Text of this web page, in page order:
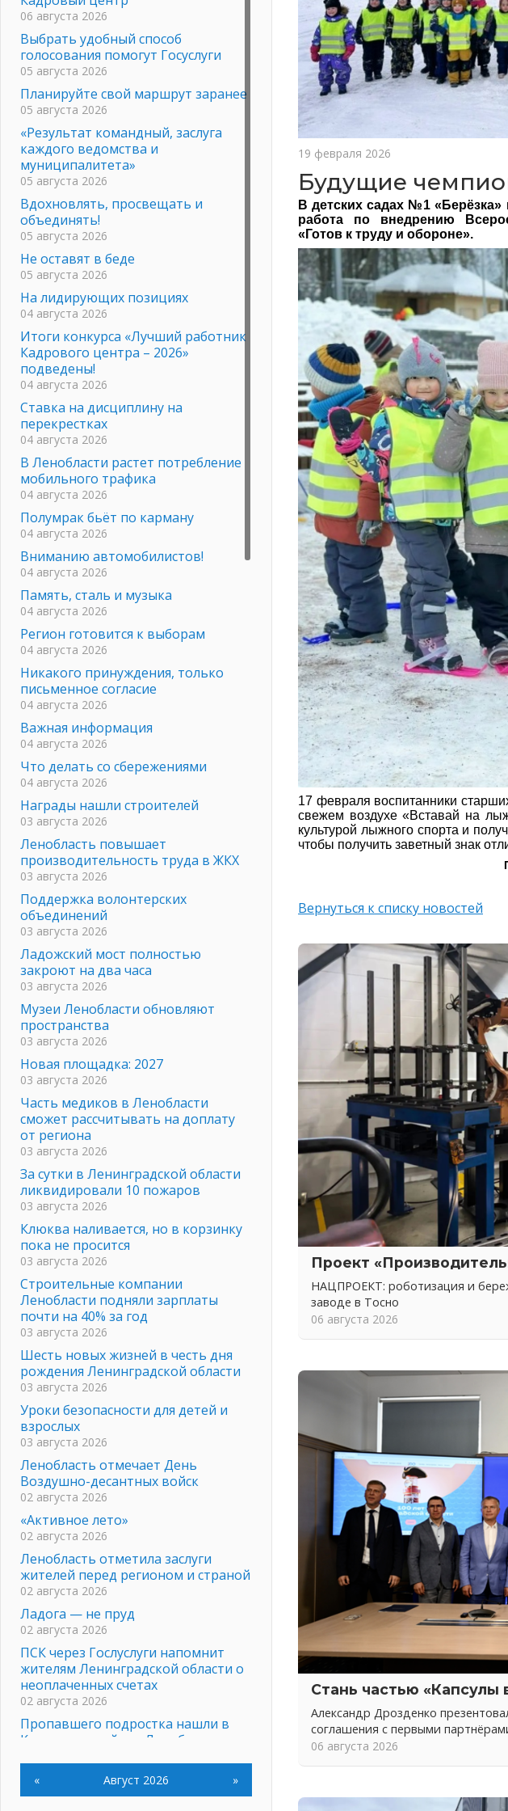
19 февраля 2026
Будущие
В детских садах №1
работа по внедрению
«Готов к труду и обороне».
17 февраля воспитанники
свежем воздухе «Вставай на
культурой лыжного спорта и
чтобы получить заветный знак
Вернуться к списку новостей
Проект
НАЦПРОЕКТ: роботизация и
заводе в Тосно
06 августа 2026
Стань частью «Капсулы
Александр Дрозденко
соглашения с первыми
06 августа 2026
06 августа 2026
Выбрать удобный способ
голосования помогут Госуслуги
05 августа 2026
Планируйте свой маршрут заранее
05 августа 2026
«Результат командный, заслуга
каждого ведомства и
муниципалитета»
05 августа 2026
Вдохновлять, просвещать и
объединять!
05 августа 2026
Не оставят в беде
05 августа 2026
На лидирующих позициях
04 августа 2026
Итоги конкурса «Лучший работник
Кадрового центра – 2026»
подведены!
04 августа 2026
Ставка на дисциплину на
перекрестках
04 августа 2026
В Ленобласти растет потребление
мобильного трафика
04 августа 2026
Полумрак бьёт по карману
04 августа 2026
Вниманию автомобилистов!
04 августа 2026
Память, сталь и музыка
04 августа 2026
Регион готовится к выборам
04 августа 2026
Никакого принуждения, только
письменное согласие
04 августа 2026
Важная информация
04 августа 2026
Что делать со сбережениями
04 августа 2026
Награды нашли строителей
03 августа 2026
Ленобласть повышает
производительность труда в ЖКХ
03 августа 2026
Поддержка волонтерских
объединений
03 августа 2026
Ладожский мост полностью
закроют на два часа
03 августа 2026
Музеи Ленобласти обновляют
пространства
03 августа 2026
Новая площадка: 2027
03 августа 2026
Часть медиков в Ленобласти
сможет рассчитывать на доплату
от региона
03 августа 2026
За сутки в Ленинградской области
ликвидировали 10 пожаров
03 августа 2026
Клюква наливается, но в корзинку
пока не просится
03 августа 2026
Строительные компании
Ленобласти подняли зарплаты
почти на 40% за год
03 августа 2026
Шесть новых жизней в честь дня
рождения Ленинградской области
03 августа 2026
Уроки безопасности для детей и
взрослых
03 августа 2026
Ленобласть отмечает День
Воздушно-десантных войск
02 августа 2026
«Активное лето»
02 августа 2026
Ленобласть отметила заслуги
жителей перед регионом и страной
02 августа 2026
Ладога — не пруд
02 августа 2026
ПСК через Гослуслуги напомнит
жителям Ленинградской области о
неоплаченных счетах
02 августа 2026
Пропавшего подростка нашли в
Кировском районе Ленобласти
Жителям Ленобласти напомнили,
как действовать при укусе клеща
« Август 2026 »